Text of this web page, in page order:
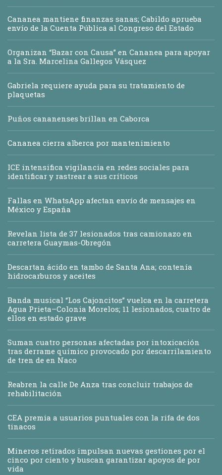
Cananea mantiene finanzas sanas; Cabildo aprueba
envío de la Cuenta Pública al Congreso del Estado
Organizan “Bazar con Causa” en Cananea para apoyar
a la Sra. Marcelina Gallegos Vásquez
Gabriela requiere ayuda para su tratamiento de
plaquetas
Puños cananenses brillan en Caborca
Cananea cierra alberca por mantenimiento
ICE intensifica vigilancia en redes sociales para
identificar y rastrear a sus críticos
Fallas en WhatsApp afectan envío de mensajes en
México y España
Revelan lista de 37 lesionados tras camionazo en
carretera Guaymas-Obregón
Descartan ácido en tambo de Santa Ana; contenía
hidrocarburos y aceites
Banda musical “Los Cajoncitos” vuelca en la carretera
Agua Prieta–Colonia Morelos; 11 lesionados, cuatro de
ellos en estado grave
Suman cuatro personas afectadas por intoxicación
tras derrame químico provocado por descarrilamiento
de tren de en Naco
Reabren la calle De Anza tras concluir trabajos de
rehabilitación
CEA premia a usuarios puntuales con la rifa de dos
tinacos
Mineros retirados impulsan nuevas gestiones por el
cinco por ciento y buscan garantizar apoyos de por
vida